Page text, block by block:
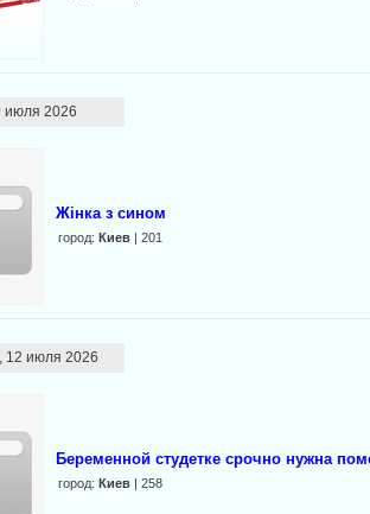
июля 2026
Жінка з сином
город: Киев| 201
12 июля 2026
Беременной студетке срочно нужна
город: Киев| 258